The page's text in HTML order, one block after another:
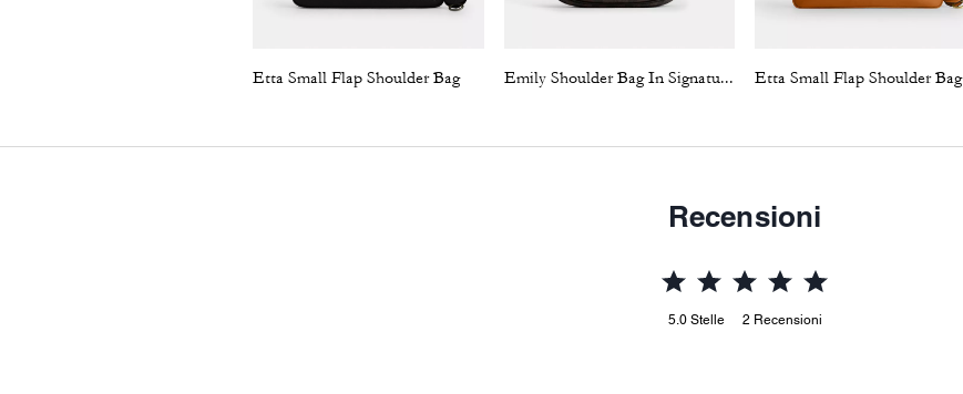
Etta Small Flap Shoulder Bag Emily Shoulder Bag In Signature Canvas Etta Small Flap Shoulder Bag
Recensioni
5.0 Stelle 2 Recensioni